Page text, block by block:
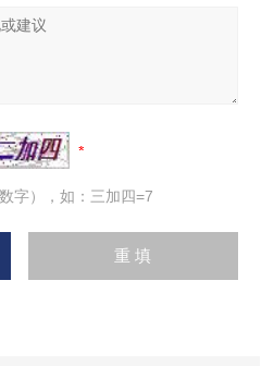
字），如：三加四=7